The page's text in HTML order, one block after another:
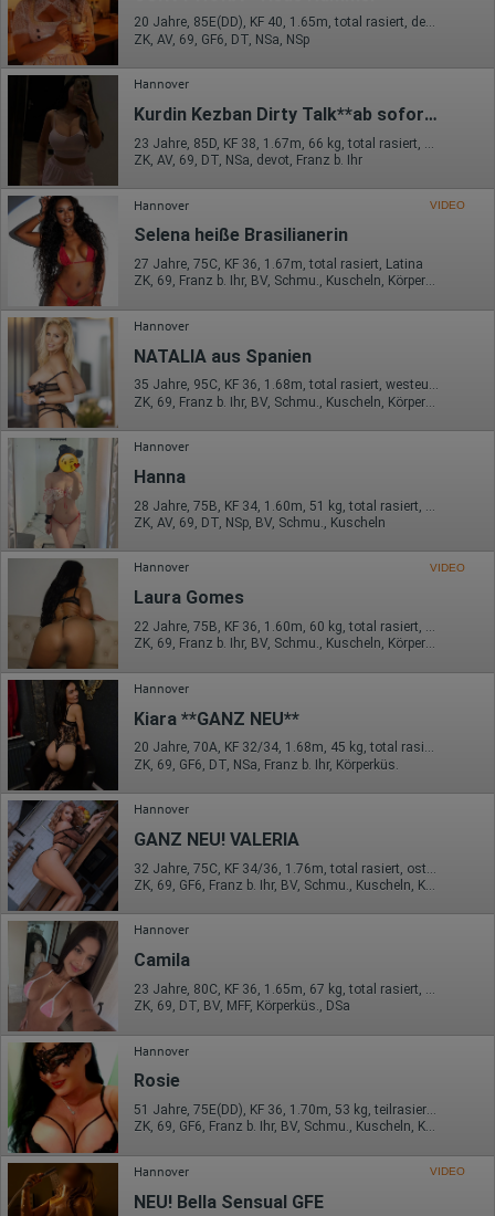
verarbeiteten Daten pseudonyme Nutzungsprofile der Nutzer
erstellt werden. Diese Informationen wird Google gegebenenfalls
auch an Dritte übertragen, sofern dies gesetzlich
vorgeschrieben wird oder, soweit Dritte diese Daten im Auftrag
von Google verarbeiten. Die IP-Adresse der Nutzer wird von
Google innerhalb von Mitgliedstaaten der Europäischen Union
oder in anderen Vertragsstaaten des Abkommens über den
Europäischen Wirtschaftsraum gekürzt, dies bedeutet, dass alle
Daten anonym erhoben werden. Nur in Ausnahmefällen wird die
volle IP-Adresse an einen Server von Google in den USA
übertragen und dort gekürzt. Die von dem Browser des Nutzers
übermittelte IP-Adresse wird nicht mit anderen Daten von Google
zusammengeführt.
Erhobene Informationen zum Besucherverhalten sind folgende:
Herkunft (Land und Stadt)
Sprache
Betriebssystem
Gerät (PC, Tablet-PC oder Smartphone)
Browser und alle verwendeten Add-ons
Auflösung des Computers
Besucherquelle (Facebook, Suchmaschine oder
verweisende Webseite)
Welche Dateien wurden heruntergeladen?
Welche Videos angeschaut?
Wurden Werbebanner angeklickt?
Wohin ging der Besucher? Klickte er auf weitere Seiten des
Portals oder hat er sie komplett verlassen?
Wie lange blieb der Besucher?
Ort der Verarbeitung:
Europäische Union & USA
Hotjar
Wir nutzen Hotjar als Webanalysedient. Es wird verwendet, um
Daten über das Benutzerverhalten zu sammeln. Hotjar kann
auch im Rahmen von Umfragen und Feedbackfunktionen, die
auf unserer Website eingebunden sind, von Ihnen bereitgestellte
Informationen verarbeiten.
Herausgeber:
Hotjar Limited, Malta
Erhobene Daten:
Datum und Uhrzeit des Besuchs
Gerätetyp
Geografischer Standort
IP-Adresse
Mausbewegungen
Besuchte Seiten
Referrer URL
Bildschirmauflösung
Eindeutige Gerätekennung
Sprachinformationen
Gerätebestriebssystem
Browser-Typ
Klicks
Domain-Name
Eindeutige Benutzerkennung
Antworten auf Umfragen
Ort der Verarbeitung:
Europäische Union
Rechtliche Grundlage der Verarbeitung
Art. 6 Abs. 1 S. 1 lit. a DSGVO
20 Jahre, 85E(DD), KF 40, 1.65m, total rasiert, deutsch
ZK, AV, 69, GF6, DT, NSa, NSp
Hannover
Kurdin Kezban Dirty Talk**ab sofort vorübergehend neue Nummer**
ZK, AV, 69, DT, NSa, devot, Franz b. Ihr
Hannover VIDEO
Selena heiße Brasilianerin
27 Jahre, 75C, KF 36, 1.67m, total rasiert, Latina
ZK, 69, Franz b. Ihr, BV, Schmu., Kuscheln, Körperküs., EL
Hannover
NATALIA aus Spanien
35 Jahre, 95C, KF 36, 1.68m, total rasiert, westeuropäisch
Hannover
Hanna
ZK, AV, 69, DT, NSp, BV, Schmu., Kuscheln
Hannover VIDEO
Laura Gomes
22 Jahre, 75B, KF 36, 1.60m, 60 kg, total rasiert, Latina
ZK, 69, Franz b. Ihr, BV, Schmu., Kuscheln, Körperküs., EL
Hannover
Kiara **GANZ NEU**
20 Jahre, 70A, KF 32/34, 1.68m, 45 kg, total rasiert, osteuropäisch
ZK, 69, GF6, DT, NSa, Franz b. Ihr, Körperküs.
Hannover
GANZ NEU! VALERIA
ZK, 69, GF6, Franz b. Ihr, BV, Schmu., Kuscheln, Körperküs.
Hannover
Camila
23 Jahre, 80C, KF 36, 1.65m, 67 kg, total rasiert, Latina
ZK, 69, DT, BV, MFF, Körperküs., DSa
Hannover
Rosie
51 Jahre, 75E(DD), KF 36, 1.70m, 53 kg, teilrasiert, osteuropäisch
ZK, 69, GF6, Franz b. Ihr, BV, Schmu., Kuscheln, Körperküs.
Hannover VIDEO
NEU! Bella Sensual GFE